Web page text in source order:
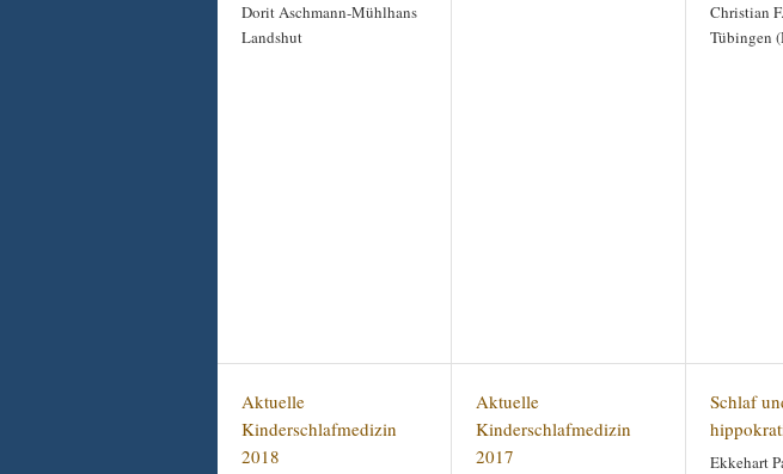
Dorit Aschmann-Mühlhans
Landshut
Christian
Tübingen
Aktuelle
Kinderschlafmedizin
2018
Aktuelle
Kinderschlafmedizin
2017
Schlaf
Ekkehart